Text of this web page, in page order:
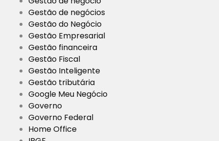
Gestão de negócios
Gestão do Negócio
Gestão Empresarial
Gestão financeira
Gestão Fiscal
Gestão Inteligente
Gestão tributária
Google Meu Negócio
Governo
Governo Federal
Home Office